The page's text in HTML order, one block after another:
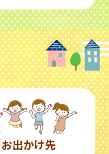
お出かけ先